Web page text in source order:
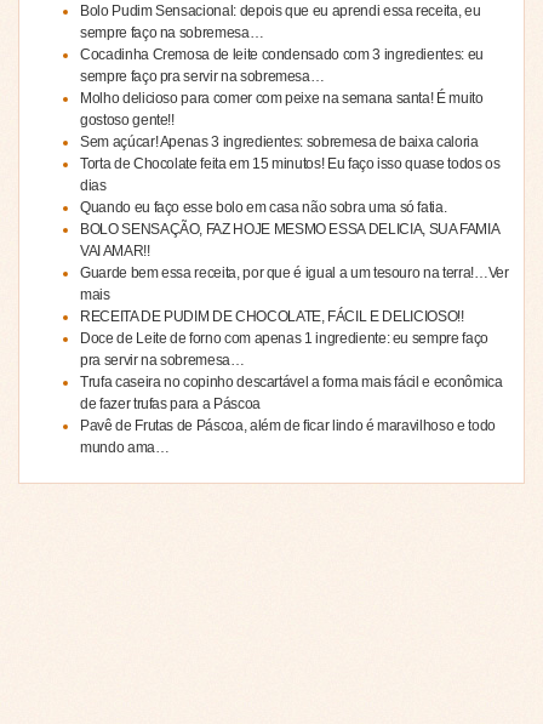
Bolo Pudim Sensacional: depois que eu aprendi essa receita, eu
sempre faço na sobremesa…
Cocadinha Cremosa de leite condensado com 3 ingredientes: eu
sempre faço pra servir na sobremesa…
Molho delicioso para comer com peixe na semana santa! É muito
gostoso gente!!
Sem açúcar! Apenas 3 ingredientes: sobremesa de baixa caloria
Torta de Chocolate feita em 15 minutos! Eu faço isso quase todos os
dias
Quando eu faço esse bolo em casa não sobra uma só fatia.
BOLO SENSAÇÃO, FAZ HOJE MESMO ESSA DELICIA, SUA FAMIA
VAI AMAR!!
Guarde bem essa receita, por que é igual a um tesouro na terra!…Ver
mais
RECEITA DE PUDIM DE CHOCOLATE, FÁCIL E DELICIOSO!!
Doce de Leite de forno com apenas 1 ingrediente: eu sempre faço
pra servir na sobremesa…
Trufa caseira no copinho descartável a forma mais fácil e econômica
de fazer trufas para a Páscoa
Pavê de Frutas de Páscoa, além de ficar lindo é maravilhoso e todo
mundo ama…